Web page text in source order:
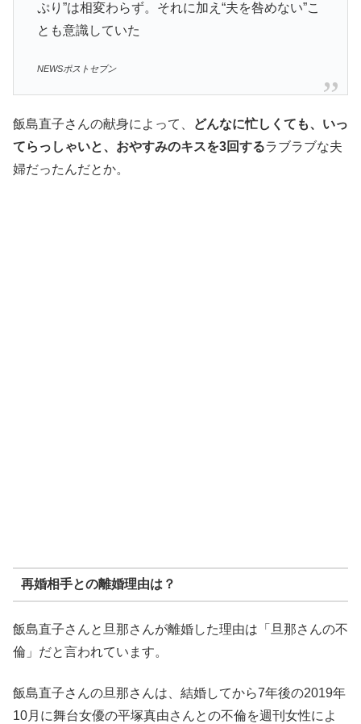
ぷり”は相変わらず。それに加え“夫を咎めない”こ
とも意識していた
NEWSポストセブン
飯島直子さんの献身によって、
どんなに忙しくても、いっ
てらっしゃいと、おやすみのキスを3回するラブラブな夫
婦だったんだとか。
再婚相手との離婚理由は？
飯島直子さんと旦那さんが離婚した理由は「旦那さんの不
倫」だと言われています。
飯島直子さんの旦那さんは、結婚してから7年後の2019年
10月に舞台女優の平塚真由さんとの不倫を週刊女性によ